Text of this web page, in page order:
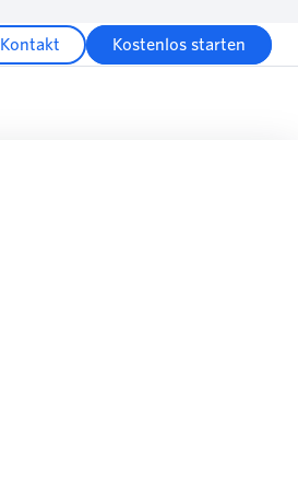
Kontakt Kostenlos starten